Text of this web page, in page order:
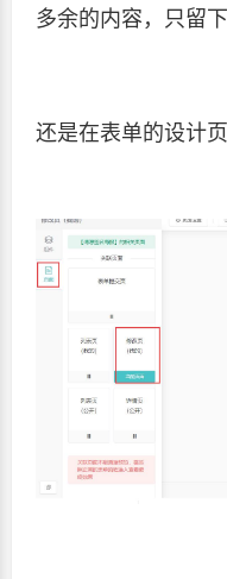
多余的内容，只留下
还是在表单的设计